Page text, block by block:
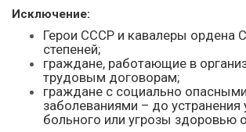
Исключение:
Герои СССР и кавалеры ордена
степеней;
граждане, работающие в
трудовым договорам;
граждане с социально опасными
заболеваниями – до устранения
больного или угрозы здоровью